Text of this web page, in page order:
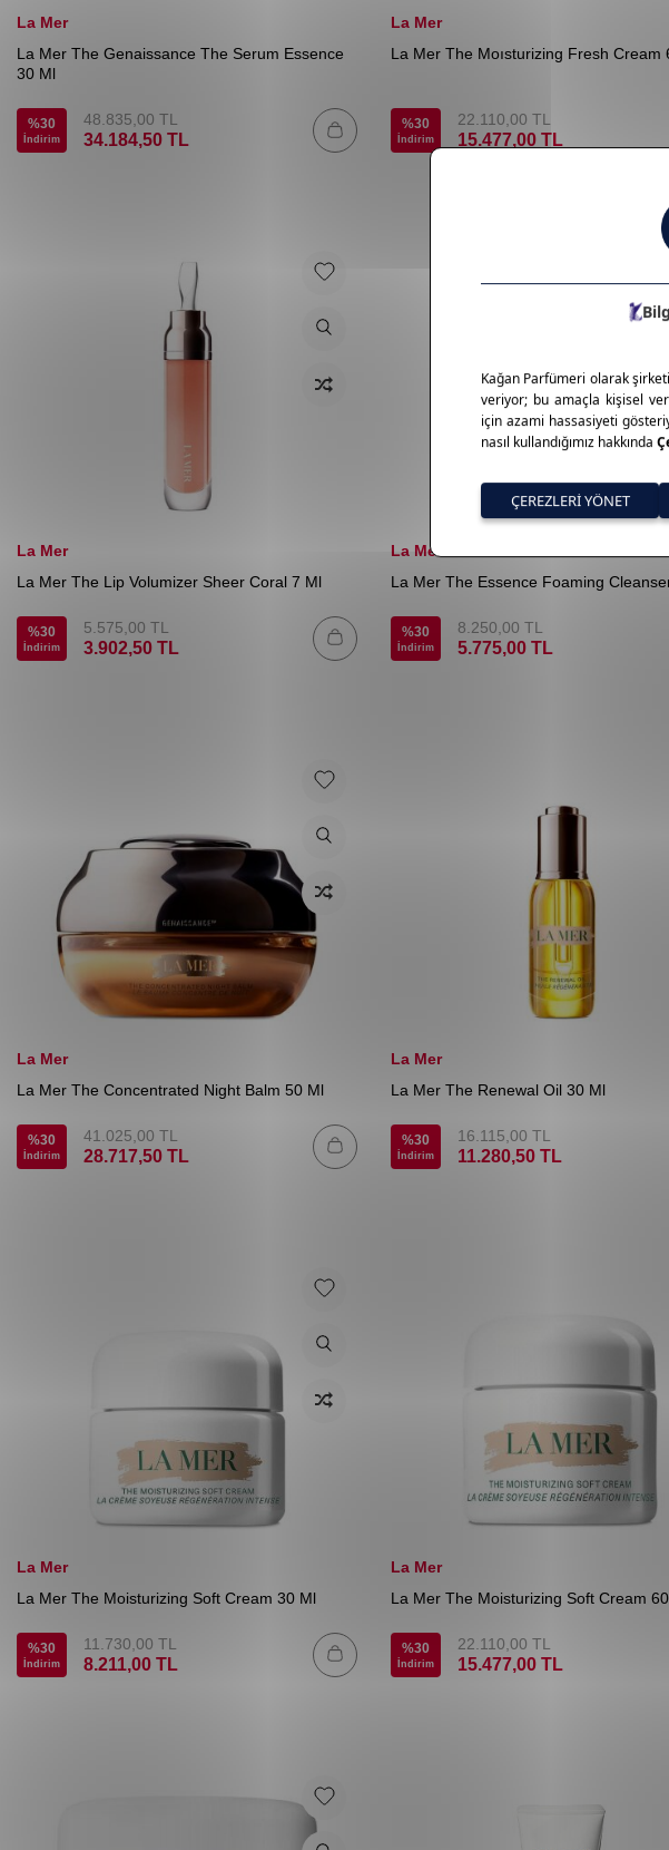
La Mer
La Mer The Genaissance The Serum Essence
30 Ml
%30
İndirim
48.835,00 TL
34.184,50 TL
La Mer
La Mer The Moısturizing Fresh Cream
%30
İndirim
22.110,00 TL
15.477,00 TL
La Mer
La Mer The Lip Volumizer Sheer Coral 7 Ml
%30
İndirim
5.575,00 TL
3.902,50 TL
La Mer
La Mer The Essence Foaming
%30
İndirim
8.250,00 TL
5.775,00 TL
La Mer
La Mer The Concentrated Night Balm 50 Ml
%30
İndirim
41.025,00 TL
28.717,50 TL
La Mer
La Mer The Renewal Oil 30 Ml
%30
İndirim
16.115,00 TL
11.280,50 TL
La Mer
La Mer The Moisturizing Soft Cream 30 Ml
%30
İndirim
11.730,00 TL
8.211,00 TL
La Mer
La Mer The Moisturizing Soft Cream
%30
İndirim
22.110,00 TL
15.477,00 TL